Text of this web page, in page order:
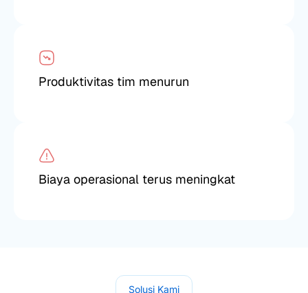
Produktivitas tim menurun
Biaya operasional terus meningkat
Solusi Kami